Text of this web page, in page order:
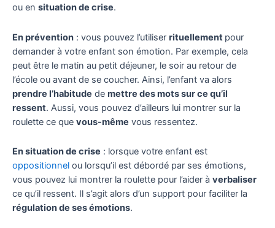
ou en situation de crise.
En prévention : vous pouvez l’utiliser rituellement pour
demander à votre enfant son émotion. Par exemple, cela
peut être le matin au petit déjeuner, le soir au retour de
l’école ou avant de se coucher. Ainsi, l’enfant va alors
prendre l’habitude de mettre des mots sur ce qu’il
ressent. Aussi, vous pouvez d’ailleurs lui montrer sur la
roulette ce que vous-même vous ressentez.
En situation de crise : lorsque votre enfant est
oppositionnel ou lorsqu’il est débordé par ses émotions,
vous pouvez lui montrer la roulette pour l’aider à verbaliser
ce qu’il ressent. Il s’agit alors d’un support pour faciliter la
régulation de ses émotions.